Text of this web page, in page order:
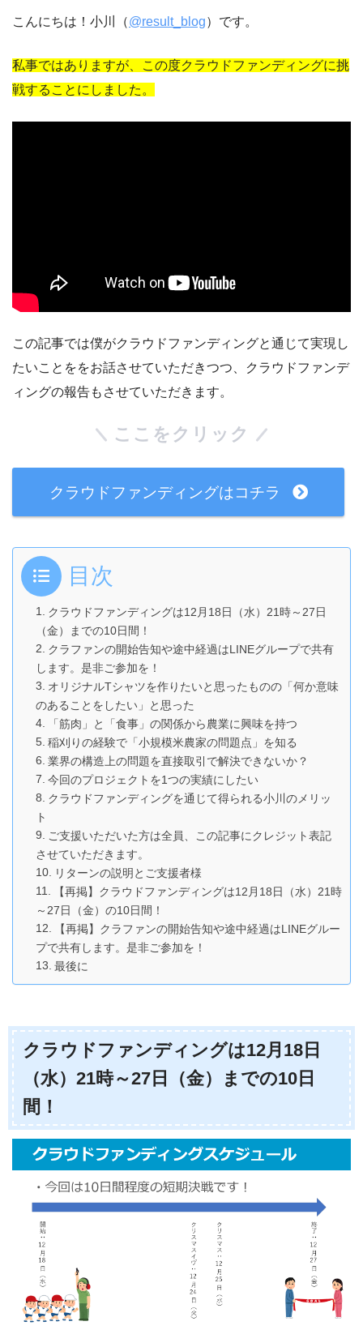
こんにちは！小川（@result_blog）です。
私事ではありますが、この度クラウドファンディングに挑
戦することにしました。
この記事では僕がクラウドファンディングと通じて実現し
たいことををお話させていただきつつ、クラウドファンデ
ィングの報告もさせていただきます。
ここをクリック
クラウドファンディングはコチラ
目次
クラウドファンディングは12月18日（水）21時～27日
（金）までの10日間！
クラファンの開始告知や途中経過はLINEグループで共有
します。是非ご参加を！
オリジナルTシャツを作りたいと思ったものの「何か意味
のあることをしたい」と思った
「筋肉」と「食事」の関係から農業に興味を持つ
稲刈りの経験で「小規模米農家の問題点」を知る
業界の構造上の問題を直接取引で解決できないか？
今回のプロジェクトを1つの実績にしたい
クラウドファンディングを通じて得られる小川のメリッ
ト
ご支援いただいた方は全員、この記事にクレジット表記
させていただきます。
リターンの説明とご支援者様
【再掲】クラウドファンディングは12月18日（水）21時
～27日（金）の10日間！
【再掲】クラファンの開始告知や途中経過はLINEグルー
プで共有します。是非ご参加を！
最後に
クラウドファンディングは12月18日
（水）21時～27日（金）までの10日
間！